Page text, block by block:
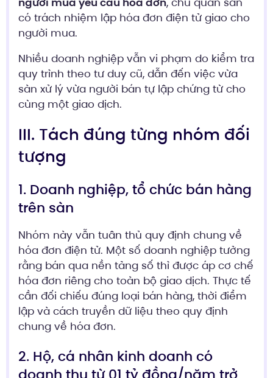
có trách nhiệm lập hóa đơn điện tử giao cho
người mua.
Nhiều doanh nghiệp vẫn vi phạm do kiểm tra
quy trình theo tư duy cũ, dẫn đến việc vừa
sàn xử lý vừa người bán tự lập chứng từ cho
cùng một giao dịch.
III. Tách đúng từng nhóm đối
tượng
1. Doanh nghiệp, tổ chức bán hàng
trên sàn
Nhóm này vẫn tuân thủ quy định chung về
hóa đơn điện tử. Một số doanh nghiệp tưởng
rằng bán qua nền tảng số thì được áp cơ chế
hóa đơn riêng cho toàn bộ giao dịch. Thực tế
cần đối chiếu đúng loại bán hàng, thời điểm
lập và cách truyền dữ liệu theo quy định
chung về hóa đơn.
2. Hộ, cá nhân kinh doanh có